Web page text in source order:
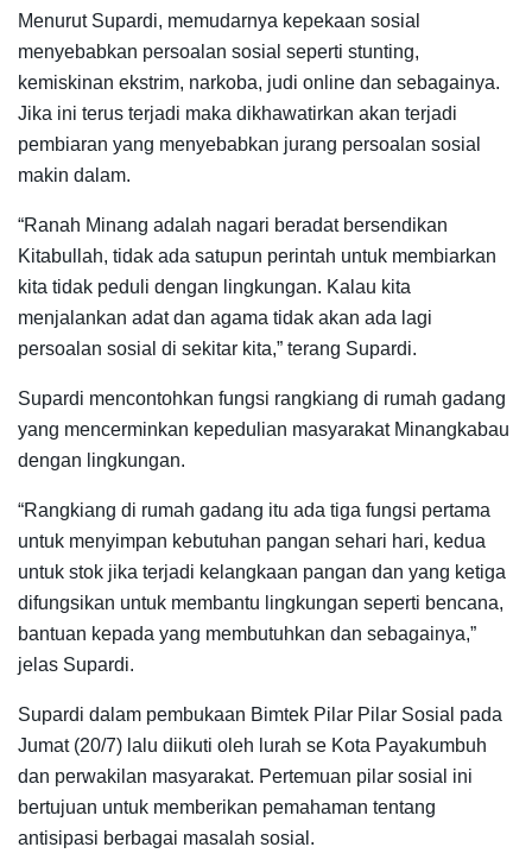
Menurut Supardi, memudarnya kepekaan sosial
menyebabkan persoalan sosial seperti stunting,
kemiskinan ekstrim, narkoba, judi online dan sebagainya.
Jika ini terus terjadi maka dikhawatirkan akan terjadi
pembiaran yang menyebabkan jurang persoalan sosial
makin dalam.
“Ranah Minang adalah nagari beradat bersendikan
Kitabullah, tidak ada satupun perintah untuk membiarkan
kita tidak peduli dengan lingkungan. Kalau kita
menjalankan adat dan agama tidak akan ada lagi
persoalan sosial di sekitar kita,” terang Supardi.
Supardi mencontohkan fungsi rangkiang di rumah gadang
yang mencerminkan kepedulian masyarakat Minangkabau
dengan lingkungan.
“Rangkiang di rumah gadang itu ada tiga fungsi pertama
untuk menyimpan kebutuhan pangan sehari hari, kedua
untuk stok jika terjadi kelangkaan pangan dan yang ketiga
difungsikan untuk membantu lingkungan seperti bencana,
bantuan kepada yang membutuhkan dan sebagainya,”
jelas Supardi.
Supardi dalam pembukaan Bimtek Pilar Pilar Sosial pada
Jumat (20/7) lalu diikuti oleh lurah se Kota Payakumbuh
dan perwakilan masyarakat. Pertemuan pilar sosial ini
bertujuan untuk memberikan pemahaman tentang
antisipasi berbagai masalah sosial.